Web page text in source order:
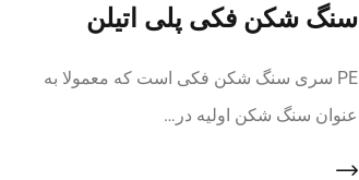
سنگ شکن فکی پلی اتیلن
PE سری سنگ شکن فکی است که معمولا به
عنوان سنگ شکن اولیه در…